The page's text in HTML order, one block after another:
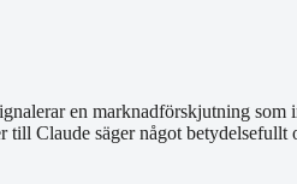
en marknadförskjutning
till Claude säger något